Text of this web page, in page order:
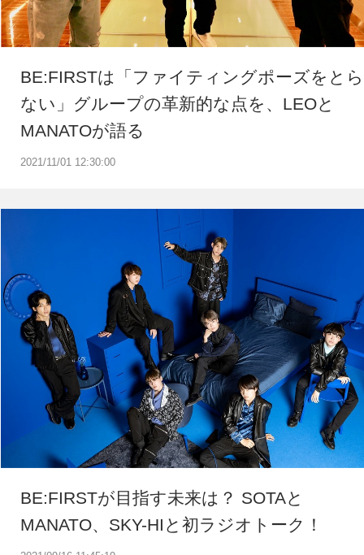
2021/11/01 12:30:00
BE:FIRSTは「ファイティングポーズをとら
ない」グループの革新的な点を、LEOと
MANATOが語る
BE:FIRSTが目指す未来は？ SOTAと
MANATO、SKY-HIと初ラジオトーク！